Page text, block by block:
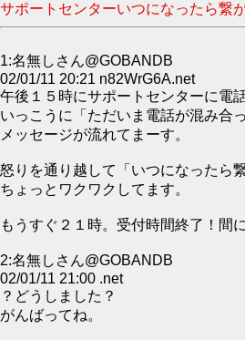
サポートセンターいつになったら繋
1:名無しさん@GOBANDB
02/01/11 20:21 n82WrG6A.net
午後１５時にサポートセンターに電
いっこうに「ただいま電話が混み合
メッセージが流れてまーす。
怒りを通り越して「いつになったら
ちょっとワクワクしてます。
もうすぐ２１時。受付時間終了！間
2:名無しさん@GOBANDB
02/01/11 21:00 .net
？どうしました？
がんばってね。